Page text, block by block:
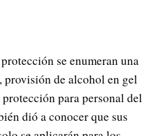
se enumeran una
provisión de alcohol en gel
para personal del
dió a conocer que sus